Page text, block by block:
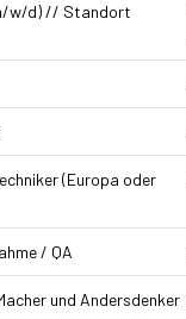
w/d) // Standort
(Europa oder
/ QA
und Andersdenker